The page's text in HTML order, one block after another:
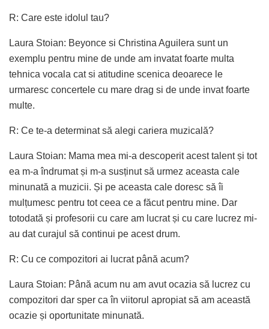
R: Care este idolul tau?
Laura Stoian: Beyonce si Christina Aguilera sunt un
exemplu pentru mine de unde am invatat foarte multa
tehnica vocala cat si atitudine scenica deoarece le
urmaresc concertele cu mare drag si de unde invat foarte
multe.
R: Ce te-a determinat să alegi cariera muzicală?
Laura Stoian: Mama mea mi-a descoperit acest talent și tot
ea m-a îndrumat și m-a susținut să urmez aceasta cale
minunată a muzicii. Și pe aceasta cale doresc să îi
mulțumesc pentru tot ceea ce a făcut pentru mine. Dar
totodată și profesorii cu care am lucrat și cu care lucrez mi-
au dat curajul să continui pe acest drum.
R: Cu ce compozitori ai lucrat până acum?
Laura Stoian: Până acum nu am avut ocazia să lucrez cu
compozitori dar sper ca în viitorul apropiat să am această
ocazie și oportunitate minunată.